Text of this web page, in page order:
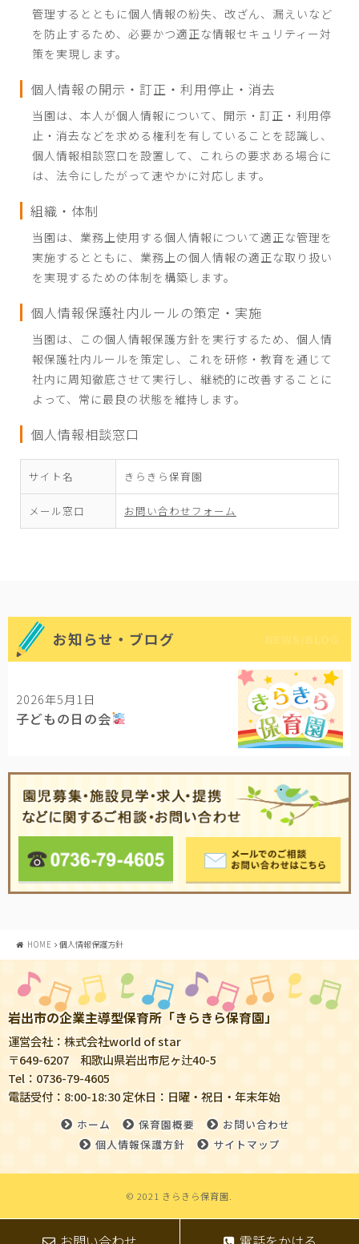
管理するとともに個人情報の紛失、改ざん、漏えいなど
を防止するため、必要かつ適正な情報セキュリティー対
策を実現します。
個人情報の開示・訂正・利用停止・消去
当園は、本人が個人情報について、開示・訂正・利用停
止・消去などを求める権利を有していることを認識し、
個人情報相談窓口を設置して、これらの要求ある場合に
は、法令にしたがって速やかに対応します。
組織・体制
当園は、業務上使用する個人情報について適正な管理を
実施するとともに、業務上の個人情報の適正な取り扱い
を実現するための体制を構築します。
個人情報保護社内ルールの策定・実施
当園は、この個人情報保護方針を実行するため、個人情
報保護社内ルールを策定し、これを研修・教育を通じて
社内に周知徹底させて実行し、継続的に改善することに
よって、常に最良の状態を維持します。
個人情報相談窓口
サイト名 きらきら保育園
メール窓口 お問い合わせフォーム
お知らせ・ブログ NEWS/BLOG
2026年5月1日
子どもの日の会
HOME 個人情報保護方針
岩出市の企業主導型保育所「きらきら保育園」
運営会社：株式会社world of star
〒649-6207 和歌山県岩出市尼ヶ辻40-5
Tel：0736-79-4605
電話受付：8:00-18:30 定休日：日曜・祝日・年末年始
ホーム 保育園概要
お問い合わせ
個人情報保護方針
サイトマップ
© 2021 きらきら保育園.